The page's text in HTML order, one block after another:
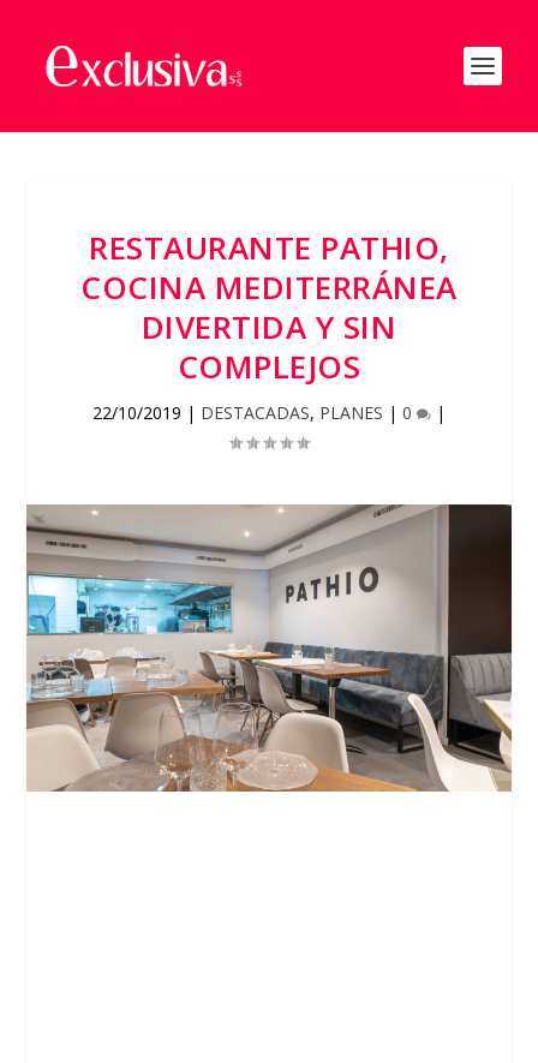
RESTAURANTE PATHIO,
COCINA MEDITERRÁNEA
DIVERTIDA Y SIN
COMPLEJOS
22/10/2019 | DESTACADAS, PLANES | 0 |